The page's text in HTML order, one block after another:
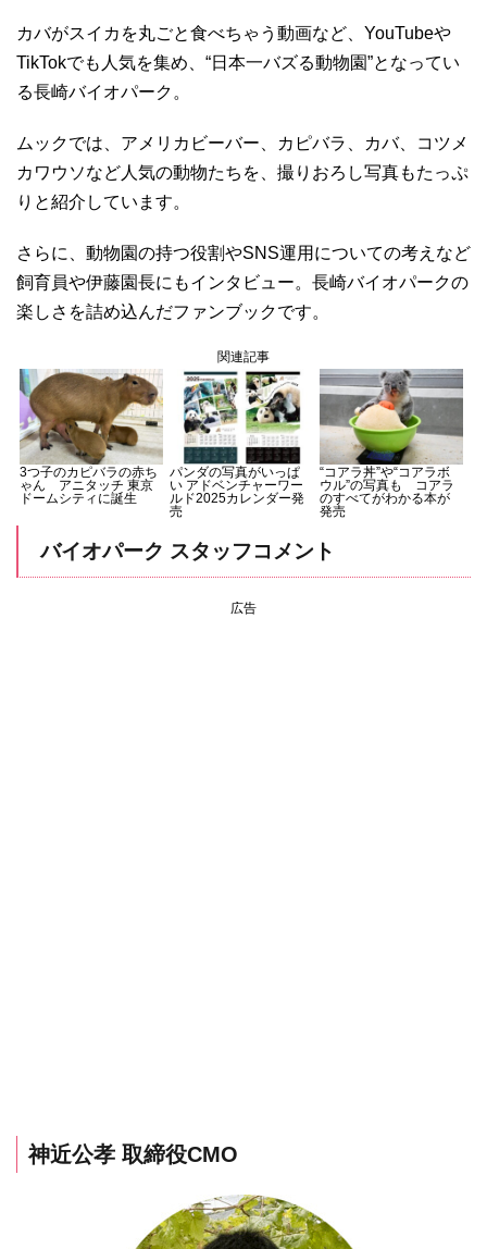
カバがスイカを丸ごと食べちゃう動画など、YouTubeや
TikTokでも人気を集め、“日本一バズる動物園”となってい
る長崎バイオパーク。
ムックでは、アメリカビーバー、カピバラ、カバ、コツメ
カワウソなど人気の動物たちを、撮りおろし写真もたっぷ
りと紹介しています。
さらに、動物園の持つ役割やSNS運用についての考えなど
飼育員や伊藤園長にもインタビュー。長崎バイオパークの
楽しさを詰め込んだファンブックです。
関連記事
3つ子のカピバラの赤ち
ゃん アニタッチ 東京
ドームシティに誕生
パンダの写真がいっぱ
い アドベンチャーワー
ルド2025カレンダー発
売
“コアラ丼”や“コアラボ
ウル”の写真も コアラ
のすべてがわかる本が
発売
バイオパーク スタッフコメント
広告
神近公孝 取締役CMO